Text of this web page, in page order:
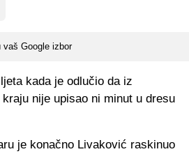
vaš Google izbor
kada je odlučio da iz
nije upisao ni minut u dresu
je konačno Livaković raskinuo